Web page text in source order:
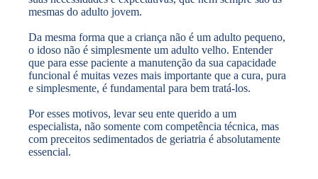
mesmas do adulto jovem.
Da mesma forma que a criança não é um adulto pequeno,
o idoso não é simplesmente um adulto velho. Entender
que para esse paciente a manutenção da sua capacidade
funcional é muitas vezes mais importante que a cura, pura
e simplesmente, é fundamental para bem tratá-los.
Por esses motivos, levar seu ente querido a um
especialista, não somente com competência técnica, mas
com preceitos sedimentados de geriatria é absolutamente
essencial.